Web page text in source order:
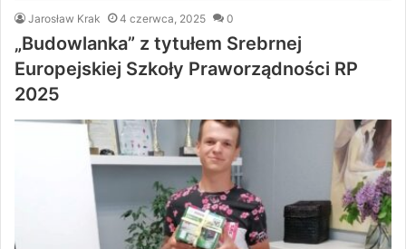
Jarosław Krak 4 czerwca, 2025 0
„Budowlanka” z tytułem Srebrnej
Europejskiej Szkoły Praworządności RP
2025